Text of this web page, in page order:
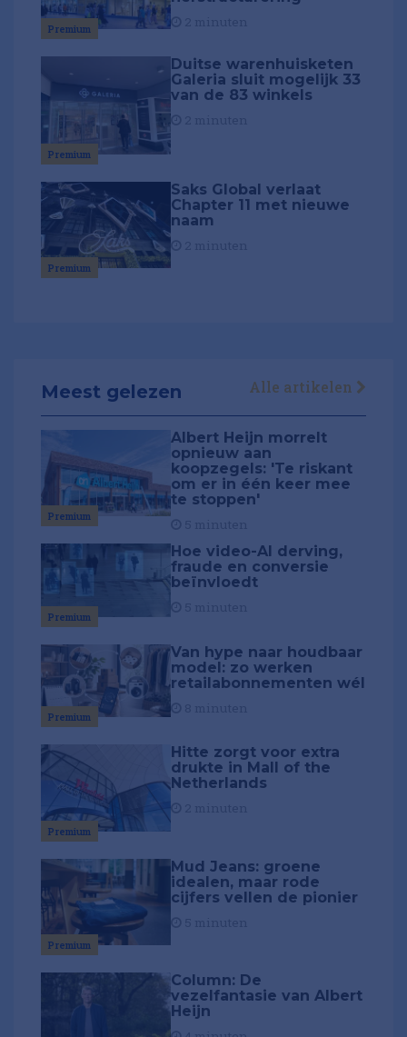
Premium
Premium
Duitse warenhuisketen
Galeria sluit mogelijk 33
van de 83 winkels
Premium
Saks Global verlaat
Chapter 11 met nieuwe
naam
Meest gelezen Alle artikelen
Premium
Albert Heijn morrelt
opnieuw aan
koopzegels: 'Te riskant
om er in één keer mee
te stoppen'
Premium
Hoe video-AI derving,
fraude en conversie
beïnvloedt
Premium
Van hype naar houdbaar
model: zo werken
retailabonnementen wél
Premium
Hitte zorgt voor extra
drukte in Mall of the
Netherlands
Premium
Mud Jeans: groene
idealen, maar rode
cijfers vellen de pionier
Column: De
vezelfantasie van Albert
Heijn